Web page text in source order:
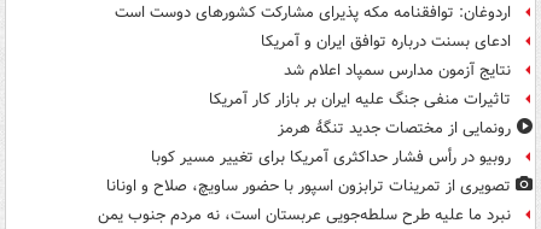
اردوغان: توافقنامه مکه پذیرای مشارکت کشورهای دوست است
ادعای بسنت درباره توافق ایران و آمریکا
نتایج آزمون مدارس سمپاد اعلام شد
تاثیرات منفی جنگ علیه ایران بر بازار کار آمریکا
رونمایی از مختصات جدید تنگۀ هرمز
روبیو در رأس فشار حداکثری آمریکا برای تغییر مسیر کوبا
تصویری از تمرینات ترابزون اسپور با حضور ساویچ، صلاح و اونانا
نبرد ما علیه طرح سلطه‌جویی عربستان است، نه مردم جنوب یمن